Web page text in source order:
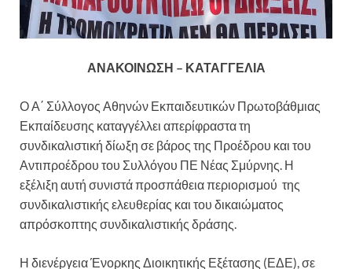
ΑΝΑΚΟΙΝΩΣΗ – ΚΑΤΑΓΓΕΛΙΑ
Ο Α΄ Σύλλογος Αθηνών Εκπαιδευτικών Πρωτοβάθμιας
Εκπαίδευσης καταγγέλλει απερίφραστα τη
συνδικαλιστική δίωξη σε βάρος της Προέδρου και του
Αντιπροέδρου του Συλλόγου ΠΕ Νέας Σμύρνης. Η
εξέλιξη αυτή συνιστά προσπάθεια περιορισμού της
συνδικαλιστικής ελευθερίας και του δικαιώματος
απρόσκοπτης συνδικαλιστικής δράσης.
Η διενέργεια Ένορκης Διοικητικής Εξέτασης (ΕΔΕ), σε